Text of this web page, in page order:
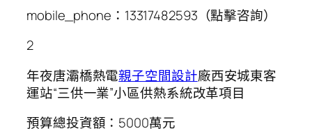
mobile_phone：13317482593（點擊咨詢）
2
年夜唐灞橋熱電親子空間設計廠西安城東客
運站“三供一業”小區供熱系統改革項目
預算總投資額：5000萬元